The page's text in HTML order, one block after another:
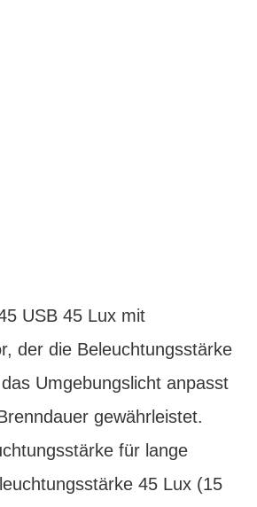
USB 45 Lux mit
der die Beleuchtungsstärke
Umgebungslicht anpasst
gewährleistet.
für lange
45 Lux (15